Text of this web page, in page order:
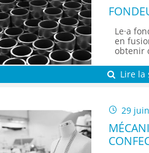
Le·a
en
obtenir
Lire la
29